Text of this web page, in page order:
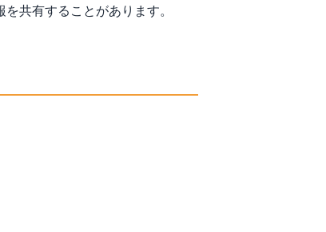
共有することがあります。